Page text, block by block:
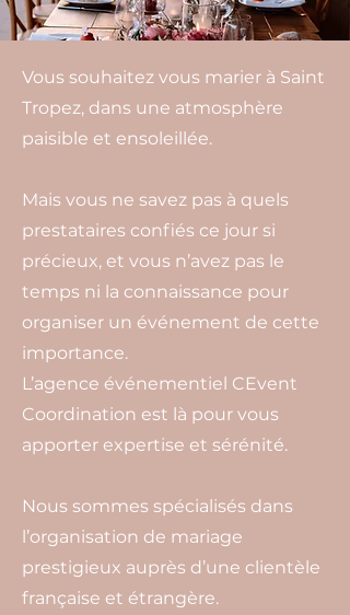
Vous souhaitez vous marier à Saint
Tropez, dans une atmosphère
paisible et ensoleillée.
Mais vous ne savez pas à quels
prestataires confiés ce jour si
précieux, et vous n’avez pas le
temps ni la connaissance pour
organiser un événement de cette
importance.
L’agence événementiel CEvent
Coordination est là pour vous
apporter expertise et sérénité.
Nous sommes spécialisés dans
l’organisation de mariage
prestigieux auprès d’une clientèle
française et étrangère.